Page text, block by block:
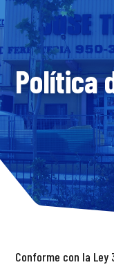
Política
Conforme con la Ley